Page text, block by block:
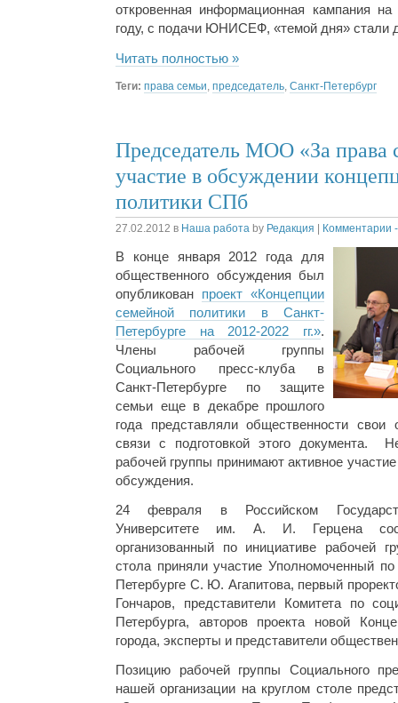
откровенная информационная кампания
году, с подачи ЮНИСЕФ, «темой дня» стали
Читать полностью »
Теги: права семьи председатель Санкт-Петербург
Председатель МОО «За права
участие в обсуждении
политики СПб
27.02.2012 в Наша работа by Редакция | Комментарии
В конце января 2012 года для
общественного обсуждения был
опубликован проект «Концепции
семейной политики в Санкт-
Петербурге на 2012-2022 гг.».
Члены рабочей группы
Социального пресс-клуба в
Санкт-Петербурге по защите
семьи еще в декабре прошлого
года представляли общественности
связи с подготовкой этого документа.
рабочей группы принимают активное
обсуждения.
24 февраля в Российском
Университете им. А. И. Герцена
организованный по инициативе рабочей
стола приняли участие Уполномоченный
Петербурге С. Ю. Агапитова, первый
Гончаров, представители Комитета по
Петербурга, авторов проекта новой
города, эксперты и представители
Позицию рабочей группы Социального
нашей организации на круглом столе